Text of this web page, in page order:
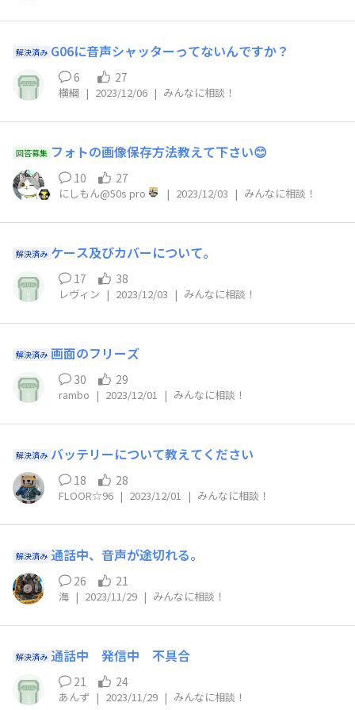
解決済み G06に音声シャッターってないんですか？
6 27
横綱 | 2023/12/06 | みんなに相談！
回答募集 フォトの画像保存方法教えて下さい😊
10 27
にしもん@50s pro | 2023/12/03 | みんなに相談！
解決済み ケース及びカバーについて。
17 38
レヴィン | 2023/12/03 | みんなに相談！
解決済み 画面のフリーズ
30 29
rambo | 2023/12/01 | みんなに相談！
解決済み バッテリーについて教えてください
18 28
FLOOR☆96 | 2023/12/01 | みんなに相談！
解決済み 通話中、音声が途切れる。
26 21
海 | 2023/11/29 | みんなに相談！
解決済み 通話中 発信中 不具合
21 24
あんず | 2023/11/29 | みんなに相談！